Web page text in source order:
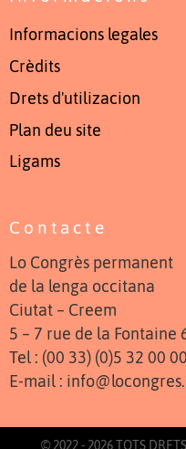
Informacions legales
Crèdits
Drets d'utilizacion
Plan deu site
Ligams
Contacte
Lo Congrès permanent
de la lenga occitana
Ciutat – Creem
5 – 7 rue de la Fontaine
Tel : (00 33) (0)5 32 00
E-mail :
© 2022 - 2026 TOTS